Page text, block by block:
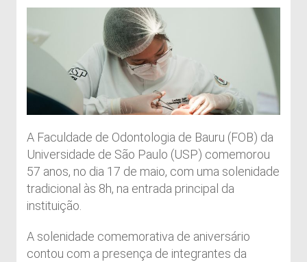
A Faculdade de Odontologia de Bauru (FOB) da
Universidade de São Paulo (USP) comemorou
57 anos, no dia 17 de maio, com uma solenidade
tradicional às 8h, na entrada principal da
instituição.
A solenidade comemorativa de aniversário
contou com a presença de integrantes da